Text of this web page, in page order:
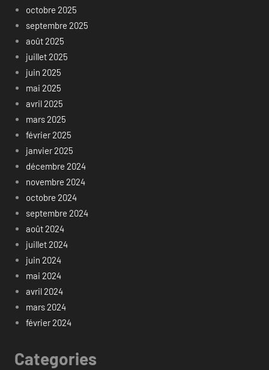
octobre 2025
septembre 2025
août 2025
juillet 2025
juin 2025
mai 2025
avril 2025
mars 2025
février 2025
janvier 2025
décembre 2024
novembre 2024
octobre 2024
septembre 2024
août 2024
juillet 2024
juin 2024
mai 2024
avril 2024
mars 2024
février 2024
Categories